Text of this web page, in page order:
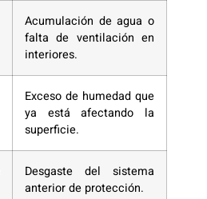
Acumulación de agua o
falta de ventilación en
interiores.
Exceso de humedad que
ya está afectando la
superficie.
Desgaste del sistema
anterior de protección.